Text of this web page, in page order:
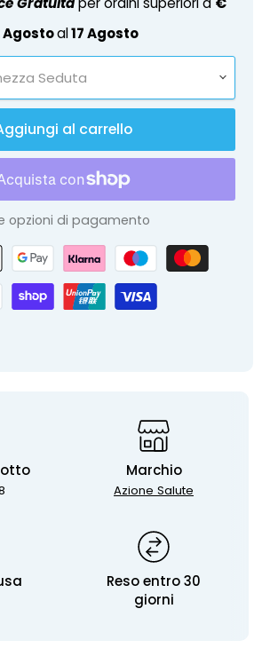
Agosto al 17 Agosto
Seduta
al carrello
opzioni di pagamento
Marchio
Azione Salute
Reso entro 30
giorni